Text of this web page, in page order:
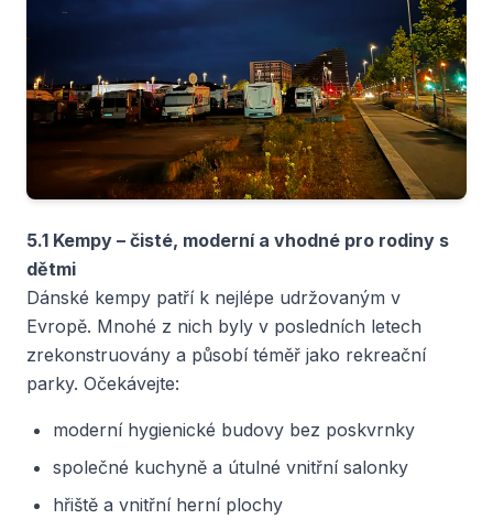
5.1 Kempy – čisté, moderní a vhodné pro rodiny s
dětmi
Dánské kempy patří k nejlépe udržovaným v
Evropě. Mnohé z nich byly v posledních letech
zrekonstruovány a působí téměř jako rekreační
parky. Očekávejte:
moderní hygienické budovy bez poskvrnky
společné kuchyně a útulné vnitřní salonky
hřiště a vnitřní herní plochy